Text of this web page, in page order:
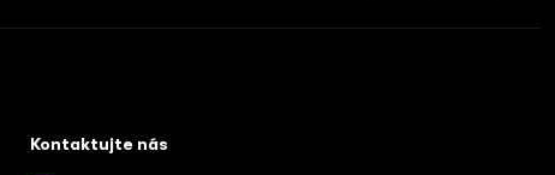
Kontaktujte nás